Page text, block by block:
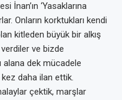
İnan’ın ‘Yasaklarına
Onların korktukları kendi
kitleden büyük bir alkış
ve bizde
alana dek mücadele
daha ilan ettik.
çektik, marşlar